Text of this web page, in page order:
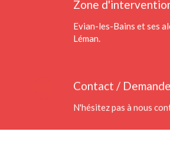
Zone
Evian-les-Bains et ses
Léman.
Contact /
N'hésitez pas à nous